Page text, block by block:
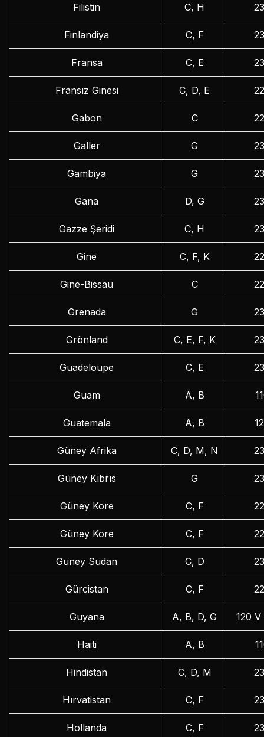
Filistin C, H
Finlandiya C, F
Fransa C, E
Fransız Ginesi C, D, E
Gabon C
Galler G
Gambiya G
Gana D, G
Gazze Şeridi C, H
Gine C, F, K
Gine-Bissau C
Grenada G
Grönland C, E, F, K
Guadeloupe C, E
Guam A, B
Guatemala A, B
Güney Afrika C, D, M, N
Güney Kıbrıs G
Güney Kore C, F
Güney Kore C, F
Güney Sudan C, D
Gürcistan C, F
Guyana A, B, D, G 120
Haiti A, B
Hindistan C, D, M
Hırvatistan C, F
Hollanda C, F